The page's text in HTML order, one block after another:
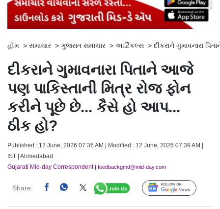
હોમ > સમાચાર > ગુજરાત સમાચાર > આર્ટિકલ્સ > દીકરાને ગુમાવનારા
દીકરાને ગુમાવનારા પિતાને આજે
પણ પાકિસ્તાની મિત્ર રોજ ફોન
કરીને પૂછે છે... કૈસે હો આપ...
ઠીક હો?
Published : 12 June, 2026 07:36 AM | Modified : 12 June, 2026 07:39 AM |
IST | Ahmedabad
Gujarati Mid-day Correspondent| feedbackgmd@mid-day.com
Share: Follow Us